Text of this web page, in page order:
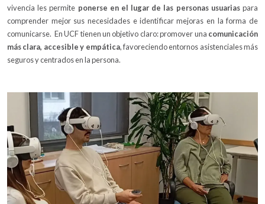
vivencia les permite ponerse en el lugar de las personas usuariaspara
comprender mejor sus necesidades e identificar mejoras en la forma de
comunicarse. En UCF tienen un objetivo claro: promover una comunicación
más clara, accesible y empática, favoreciendo entornos asistenciales más
seguros y centrados en la persona.